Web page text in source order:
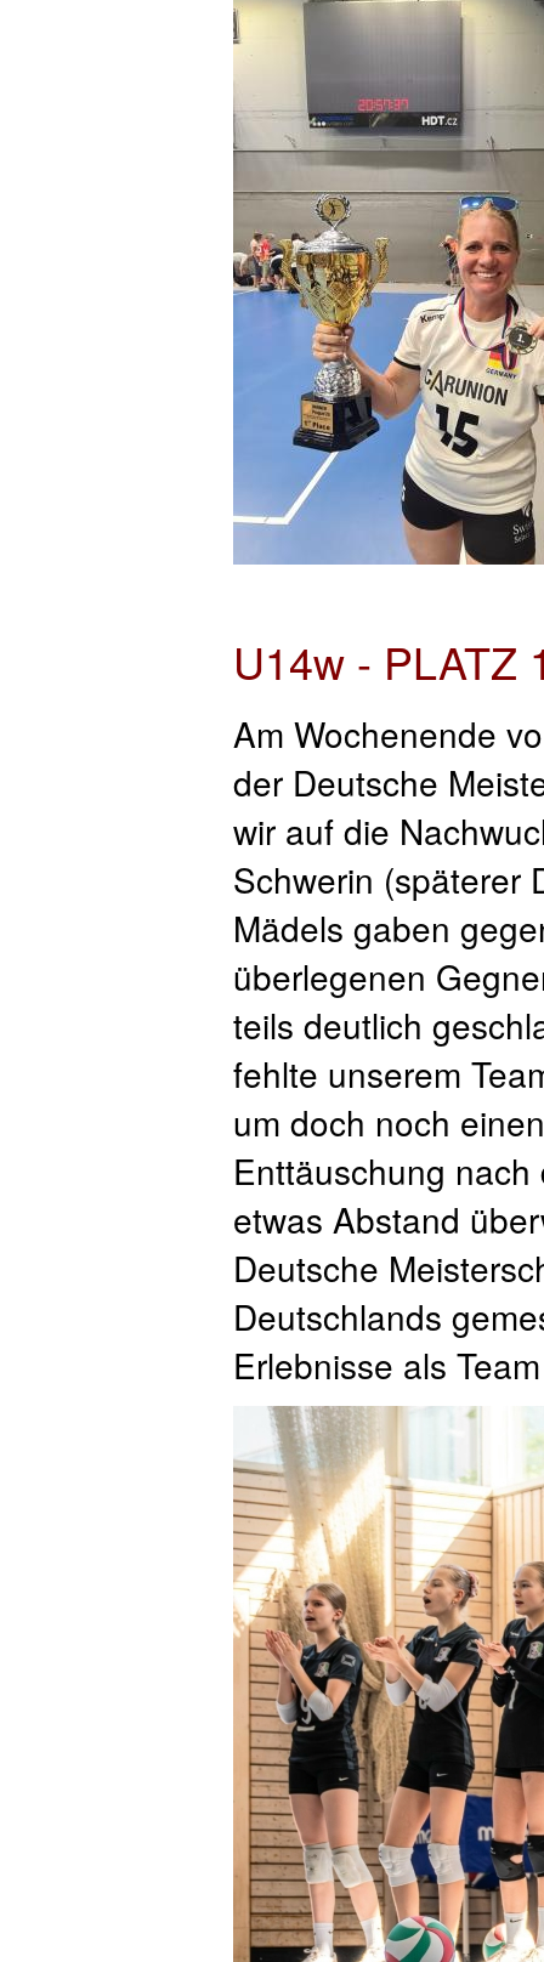
U14w - PLATZ
Am Wochenende
der Deutsche
wir auf die
Schwerin (späterer
Mädels gaben
überlegenen
teils deutlich
fehlte unserem
um doch noch
Enttäuschung
etwas Abstand
Deutsche
Deutschlands
Erlebnisse als